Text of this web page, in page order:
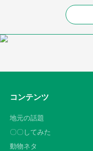
コンテンツ
地元の話題
〇〇してみた
動物ネタ